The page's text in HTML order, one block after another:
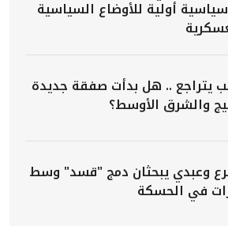
أولية للأوضاع السياسية
يتراجع .. هل بدأت صفقة جديدة
والشرق الأوسط؟
وعبدي يبحثان دمج "قسد" وسط
في الحسكة